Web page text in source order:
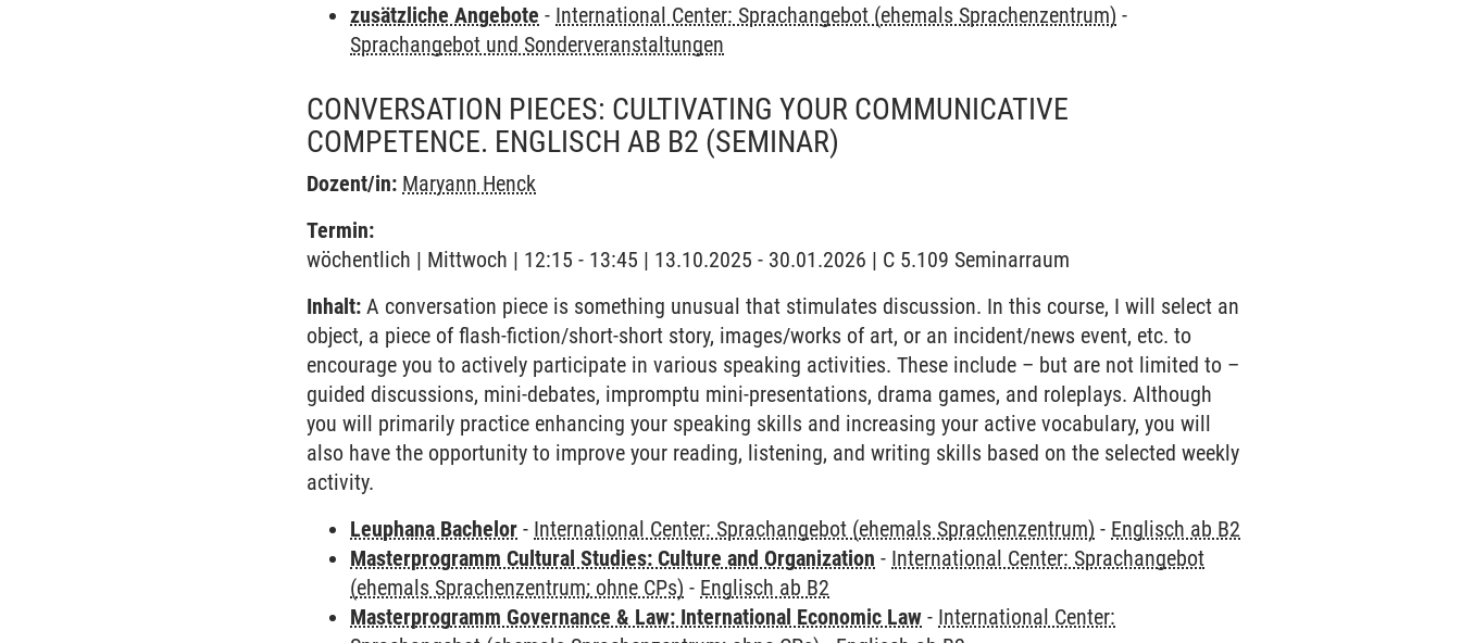
zusätzliche Angebote - International Center: Sprachangebot (ehemals Sprachenzentrum) -
Sprachangebot und Sonderveranstaltungen
CONVERSATION PIECES: CULTIVATING YOUR COMMUNICATIVE
COMPETENCE. ENGLISCH AB B2 (SEMINAR)
Dozent/in: Maryann Henck
Termin:
wöchentlich | Mittwoch | 12:15 - 13:45 | 13.10.2025 - 30.01.2026 | C 5.109 Seminarraum
Inhalt: A conversation piece is something unusual that stimulates discussion. In this course, I will select an
object, a piece of flash-fiction/short-short story, images/works of art, or an incident/news event, etc. to
encourage you to actively participate in various speaking activities. These include – but are not limited to –
guided discussions, mini-debates, impromptu mini-presentations, drama games, and roleplays. Although
you will primarily practice enhancing your speaking skills and increasing your active vocabulary, you will
also have the opportunity to improve your reading, listening, and writing skills based on the selected weekly
activity.
Leuphana Bachelor - International Center: Sprachangebot (ehemals Sprachenzentrum) - Englisch ab B2
Masterprogramm Cultural Studies: Culture and Organization - International Center: Sprachangebot
(ehemals Sprachenzentrum; ohne CPs) - Englisch ab B2
Masterprogramm Governance & Law: International Economic Law - International Center: